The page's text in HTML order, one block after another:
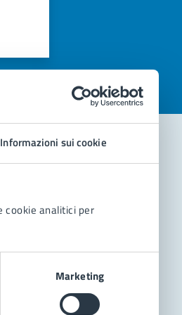
Informazioni sui cookie
cookie analitici per
Marketing